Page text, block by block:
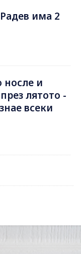
има 2
носле и
лятотo -
всеки